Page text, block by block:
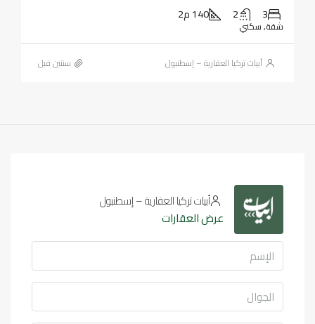
3
2 140 م2
شقة, سكني
أبيات تركيا العقارية – إسطنبول ‏سنتين قبل
أبيات تركيا العقارية – إسطنبول
عرض العقارات